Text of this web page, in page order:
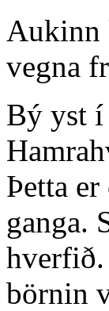
Aukinn
vegna
Bý yst í
Þetta
ganga.
börnin